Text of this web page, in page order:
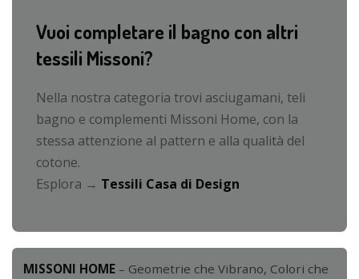
Vuoi completare il bagno con altri
tessili Missoni?
Nella nostra categoria trovi asciugamani, teli
bagno e complementi Missoni Home, con la
stessa attenzione al pattern e alla qualità del
cotone.
Esplora → Tessili Casa di Design
MISSONI HOME – Geometrie che Vibrano, Colori che